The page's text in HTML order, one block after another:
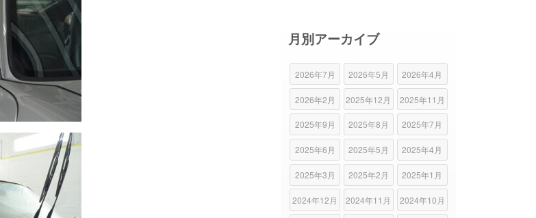
月別アーカイブ
2026年7月 2026年5月 2026年4月
2026年2月 2025年12月 2025年11月
2025年9月 2025年8月 2025年7月
2025年6月 2025年5月 2025年4月
2025年3月 2025年2月 2025年1月
2024年12月 2024年11月 2024年10月